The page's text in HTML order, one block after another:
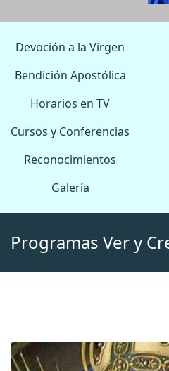
Devoción a la Virgen
Bendición Apostólica
Horarios en TV
Cursos y Conferencias
Reconocimientos
Galería
Programas Ver y